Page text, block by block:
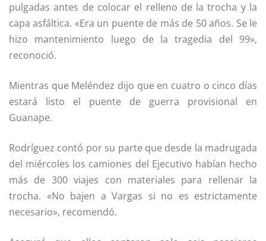
pulgadas antes de colocar el relleno de la trocha y la
capa asfáltica. «Era un puente de más de 50 años. Se le
hizo mantenimiento luego de la tragedia del 99»,
reconoció.
Mientras que Meléndez dijo que en cuatro o cinco días
estará listo el puente de guerra provisional en
Guanape.
Rodríguez contó por su parte que desde la madrugada
del miércoles los camiones del Ejecutivo habían hecho
más de 300 viajes con materiales para rellenar la
trocha. «No bajen a Vargas si no es estrictamente
necesario», recomendó.